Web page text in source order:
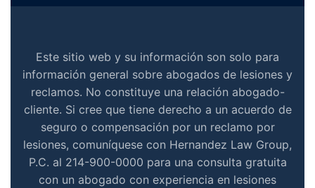
Este sitio web y su información son solo para
información general sobre abogados de lesiones y
reclamos. No constituye una relación abogado-
cliente. Si cree que tiene derecho a un acuerdo de
seguro o compensación por un reclamo por
lesiones, comuníquese con Hernandez Law Group,
P.C. al 214-900-0000 para una consulta gratuita
con un abogado con experiencia en lesiones